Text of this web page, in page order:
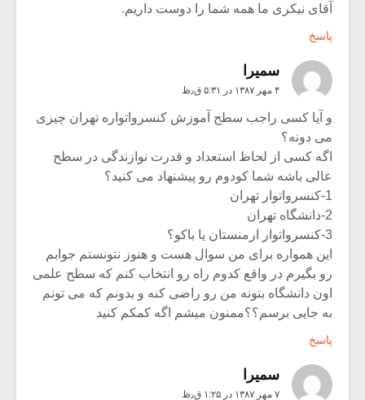
آقای نیکری ما همه شما را دوست داریم.
پاسخ
سميرا
۴ مهر ۱۳۸۷ در ۵:۳۱ ق٫ظ
و آیا کسی راجب سطح آموزش کنسرواتواره تهران چیزی
می دونه؟
اگه کسی از لحاظ استعداد و قدرت نوازندگی در سطح
عالی باشه شما کودوم رو پیشنهاد می کنید؟
1-کنسرواتوار تهران
2-دانشگاه تهران
3-کنسرواتوار ارمنستان یا باکو؟
این همواره برای من سوال هست و هنوز نتونستم جوابم
رو بگیرم در واقع کدوم راه رو انتخاب کنم که سطح علمی
اون دانشگاه بتونه من رو راضی کنه و بدونم که می تونم
به جایی برسم؟؟ممنون میشم اگه کمکم کنید
پاسخ
سميرا
۷ مهر ۱۳۸۷ در ۱:۲۵ ق٫ظ